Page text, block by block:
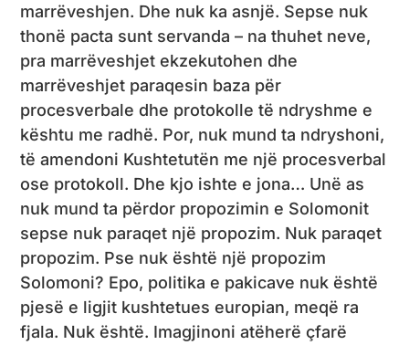
marrëveshjen. Dhe nuk ka asnjë. Sepse nuk
thonë pacta sunt servanda – na thuhet neve,
pra marrëveshjet ekzekutohen dhe
marrëveshjet paraqesin baza për
procesverbale dhe protokolle të ndryshme e
kështu me radhë. Por, nuk mund ta ndryshoni,
të amendoni Kushtetutën me një procesverbal
ose protokoll. Dhe kjo ishte e jona… Unë as
nuk mund ta përdor propozimin e Solomonit
sepse nuk paraqet një propozim. Nuk paraqet
propozim. Pse nuk është një propozim
Solomoni? Epo, politika e pakicave nuk është
pjesë e ligjit kushtetues europian, meqë ra
fjala. Nuk është. Imagjinoni atëherë çfarë